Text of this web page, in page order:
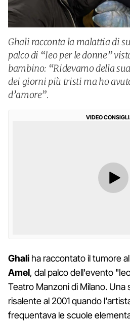
Ghali racconta la malattia di
palco di “Ieo per le donne”
bambino: “Ridevamo della
dei giorni più tristi ma ho
d’amore”.
VIDEO
Ghali ha raccontato il tumore
Amel, dal palco dell'evento
Teatro Manzoni di Milano. Una
risalente al 2001 quando
frequentava le scuole